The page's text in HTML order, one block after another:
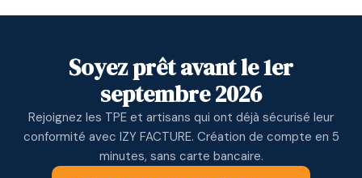
Soyez prêt avant le 1er
septembre 2026
Rejoignez les TPE et artisans qui ont déjà sécurisé leur
conformité avec IZY FACTURE. Création de compte en 5
minutes, sans carte bancaire.